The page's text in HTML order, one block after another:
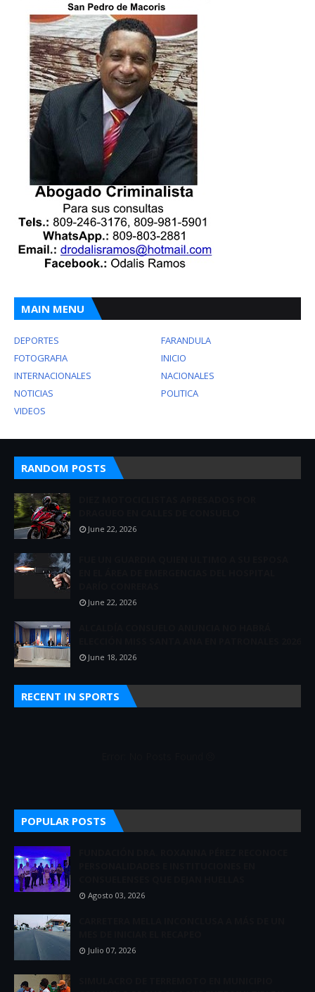
MAIN MENU
DEPORTES
FARANDULA
FOTOGRAFIA
INICIO
INTERNACIONALES
NACIONALES
NOTICIAS
POLITICA
VIDEOS
RANDOM POSTS
June 22, 2026
June 22, 2026
June 18, 2026
RECENT IN SPORTS
POPULAR POSTS
Agosto 03, 2026
Julio 07, 2026